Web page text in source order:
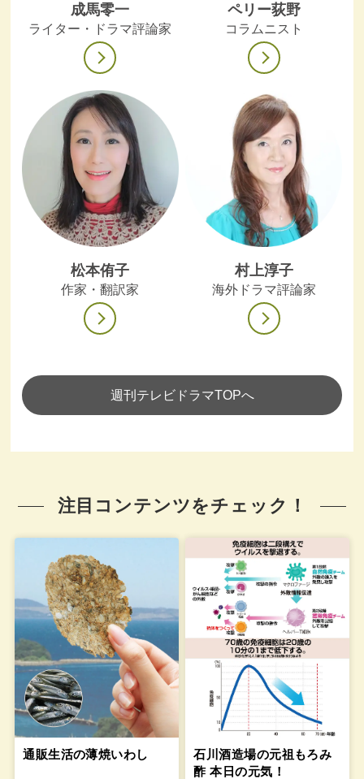
成馬零一
ライター・ドラマ評論家
ペリー荻野
コラムニスト
松本侑子
作家・翻訳家
村上淳子
海外ドラマ評論家
週刊テレビドラマTOPへ
注目コンテンツをチェック！
通販生活の薄焼いわし
石川酒造場の元祖もろみ
酢 本日の元気！